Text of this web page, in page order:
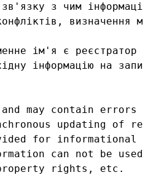
з чим
визначення
ім'я є
інформацію на
and may contain
updating
for informational
can not be
rights, etc.